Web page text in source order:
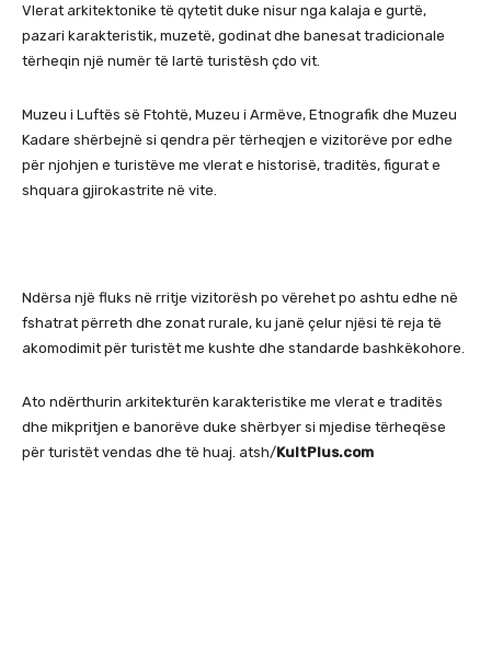
Vlerat arkitektonike të qytetit duke nisur nga kalaja e gurtë,
pazari karakteristik, muzetë, godinat dhe banesat tradicionale
tërheqin një numër të lartë turistësh çdo vit.
Muzeu i Luftës së Ftohtë, Muzeu i Armëve, Etnografik dhe Muzeu
Kadare shërbejnë si qendra për tërheqjen e vizitorëve por edhe
për njohjen e turistëve me vlerat e historisë, traditës, figurat e
shquara gjirokastrite në vite.
Ndërsa një fluks në rritje vizitorësh po vërehet po ashtu edhe në
fshatrat përreth dhe zonat rurale, ku janë çelur njësi të reja të
akomodimit për turistët me kushte dhe standarde bashkëkohore.
Ato ndërthurin arkitekturën karakteristike me vlerat e traditës
dhe mikpritjen e banorëve duke shërbyer si mjedise tërheqëse
për turistët vendas dhe të huaj. atsh/KultPlus.com